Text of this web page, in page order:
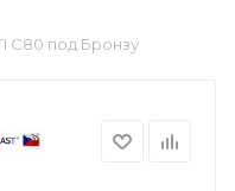
C80 под Бронзу